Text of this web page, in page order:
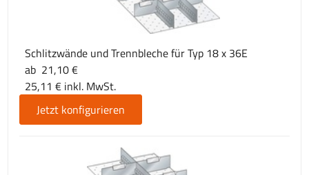
Schlitzwände und Trennbleche für Typ 18 x 36E
ab 21,10 €
25,11 € inkl. MwSt.
Jetzt konfigurieren